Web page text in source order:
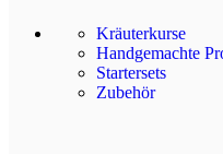
Kräuterkurse
Handgemachte
Startersets
Zubehör